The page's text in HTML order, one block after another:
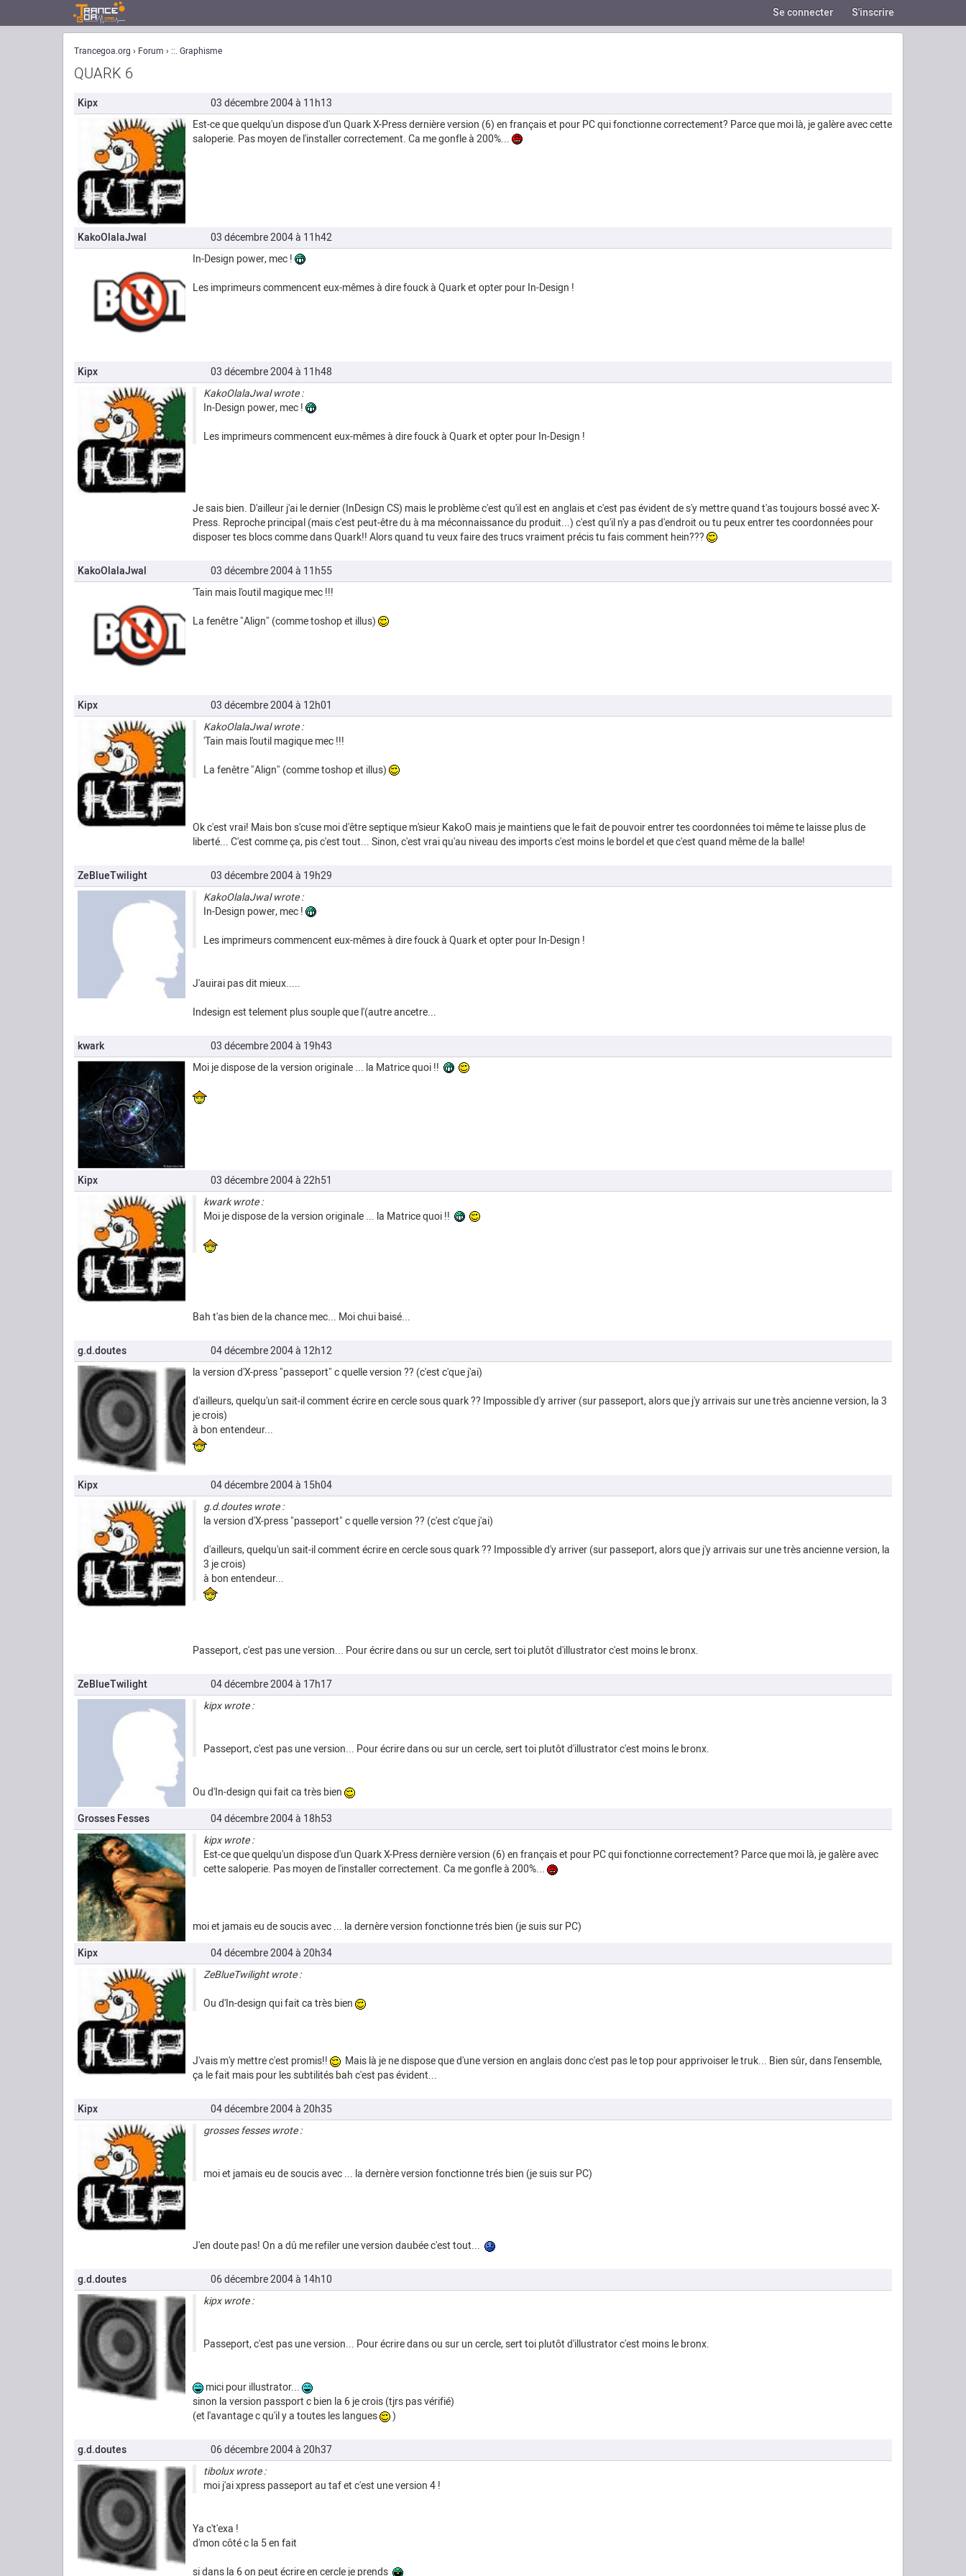
Se connecter S'inscrire
Trancegoa.org Forum ::. Graphisme
QUARK 6
Kipx
03 décembre 2004 à 11h13
Est-ce que quelqu'un dispose d'un Quark X-Press dernière version (6) en français et pour PC qui fonctionne correctement? Parce que moi là, je galère avec cette
saloperie. Pas moyen de l'installer correctement. Ca me gonfle à 200%...
KakoOlalaJwal
03 décembre 2004 à 11h42
In-Design power, mec !
Les imprimeurs commencent eux-mêmes à dire fouck à Quark et opter pour In-Design !
Kipx
03 décembre 2004 à 11h48
KakoOlalaJwal wrote :
In-Design power, mec !
Les imprimeurs commencent eux-mêmes à dire fouck à Quark et opter pour In-Design !
Je sais bien. D'ailleur j'ai le dernier (InDesign CS) mais le problème c'est qu'il est en anglais et c'est pas évident de s'y mettre quand t'as toujours bossé avec X-
Press. Reproche principal (mais c'est peut-être du à ma méconnaissance du produit...) c'est qu'il n'y a pas d'endroit ou tu peux entrer tes coordonnées pour
disposer tes blocs comme dans Quark!! Alors quand tu veux faire des trucs vraiment précis tu fais comment hein???
KakoOlalaJwal
03 décembre 2004 à 11h55
'Tain mais l'outil magique mec !!!
La fenêtre "Align" (comme toshop et illus)
Kipx
03 décembre 2004 à 12h01
KakoOlalaJwal wrote :
'Tain mais l'outil magique mec !!!
La fenêtre "Align" (comme toshop et illus)
Ok c'est vrai! Mais bon s'cuse moi d'être septique m'sieur KakoO mais je maintiens que le fait de pouvoir entrer tes coordonnées toi même te laisse plus de
liberté... C'est comme ça, pis c'est tout... Sinon, c'est vrai qu'au niveau des imports c'est moins le bordel et que c'est quand même de la balle!
ZeBlueTwilight
03 décembre 2004 à 19h29
KakoOlalaJwal wrote :
In-Design power, mec !
Les imprimeurs commencent eux-mêmes à dire fouck à Quark et opter pour In-Design !
J'auirai pas dit mieux.....
Indesign est telement plus souple que l'(autre ancetre...
kwark
03 décembre 2004 à 19h43
Moi je dispose de la version originale ... la Matrice quoi !!
Kipx
03 décembre 2004 à 22h51
kwark wrote :
Moi je dispose de la version originale ... la Matrice quoi !!
Bah t'as bien de la chance mec... Moi chui baisé...
g.d.doutes
04 décembre 2004 à 12h12
la version d'X-press "passeport" c quelle version ?? (c'est c'que j'ai)
d'ailleurs, quelqu'un sait-il comment écrire en cercle sous quark ?? Impossible d'y arriver (sur passeport, alors que j'y arrivais sur une très ancienne version, la 3
je crois)
à bon entendeur...
Kipx
04 décembre 2004 à 15h04
g.d.doutes wrote :
la version d'X-press "passeport" c quelle version ?? (c'est c'que j'ai)
d'ailleurs, quelqu'un sait-il comment écrire en cercle sous quark ?? Impossible d'y arriver (sur passeport, alors que j'y arrivais sur une très ancienne version, la
3 je crois)
à bon entendeur...
Passeport, c'est pas une version... Pour écrire dans ou sur un cercle, sert toi plutôt d'illustrator c'est moins le bronx.
ZeBlueTwilight
04 décembre 2004 à 17h17
kipx wrote :
Passeport, c'est pas une version... Pour écrire dans ou sur un cercle, sert toi plutôt d'illustrator c'est moins le bronx.
Ou d'In-design qui fait ca très bien
Grosses Fesses
04 décembre 2004 à 18h53
kipx wrote :
Est-ce que quelqu'un dispose d'un Quark X-Press dernière version (6) en français et pour PC qui fonctionne correctement? Parce que moi là, je galère avec
cette saloperie. Pas moyen de l'installer correctement. Ca me gonfle à 200%...
moi et jamais eu de soucis avec ... la dernère version fonctionne trés bien (je suis sur PC)
Kipx
04 décembre 2004 à 20h34
ZeBlueTwilight wrote :
Ou d'In-design qui fait ca très bien
J'vais m'y mettre c'est promis!!
Mais là je ne dispose que d'une version en anglais donc c'est pas le top pour apprivoiser le truk... Bien sûr, dans l'ensemble,
ça le fait mais pour les subtilités bah c'est pas évident...
Kipx
04 décembre 2004 à 20h35
grosses fesses wrote :
moi et jamais eu de soucis avec ... la dernère version fonctionne trés bien (je suis sur PC)
J'en doute pas! On a dû me refiler une version daubée c'est tout...
g.d.doutes
06 décembre 2004 à 14h10
kipx wrote :
Passeport, c'est pas une version... Pour écrire dans ou sur un cercle, sert toi plutôt d'illustrator c'est moins le bronx.
mici pour illustrator...
sinon la version passport c bien la 6 je crois (tjrs pas vérifié)
(et l'avantage c qu'il y a toutes les langues
)
g.d.doutes
06 décembre 2004 à 20h37
tibolux wrote :
moi j'ai xpress passeport au taf et c'est une version 4 !
Ya c't'exa !
d'mon côté c la 5 en fait
si dans la 6 on peut écrire en cercle je prends